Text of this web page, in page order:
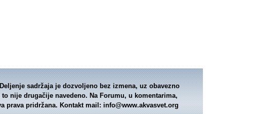
sadržaja je dozvoljeno bez izmena, uz obavezno
nije drugačije navedeno. Na Forumu, u komentarima,
prava pridržana. Kontakt mail:info@www.akvasvet.org